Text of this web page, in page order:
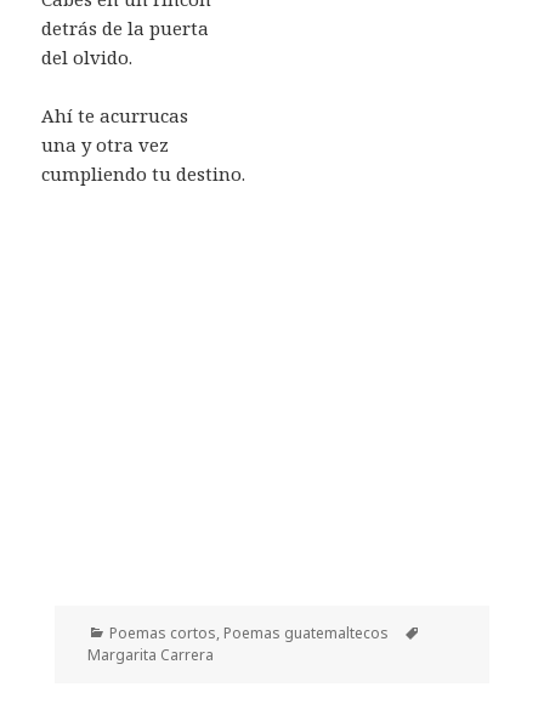
detrás de la puerta
del olvido.
Ahí te acurrucas
una y otra vez
cumpliendo tu destino.
Categorías
Poemas cortos, Poemas guatemaltecos
Margarita Carrera